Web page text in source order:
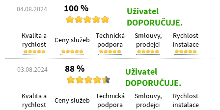
04.08.2024 100 %
Uživatel
DOPORUČUJE.
Kvalita a
rychlost
Ceny služeb
Technická
podpora
Smlouvy,
prodejci
Rychlost
instalace
03.08.2024 88 %
Uživatel
DOPORUČUJE.
Kvalita a
rychlost
Ceny služeb
Technická
podpora
Smlouvy,
prodejci
Rychlost
instalace